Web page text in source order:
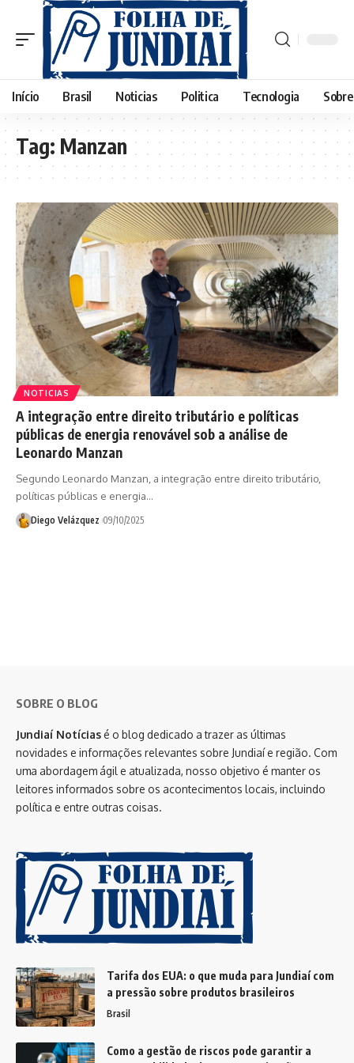
Início Brasil Noticias Politica Tecnologia
Tag: Manzan
NOTICIAS
A integração entre direito tributário e políticas
públicas de energia renovável sob a análise de
Leonardo Manzan
Segundo Leonardo Manzan, a integração entre direito tributário,
políticas públicas e energia…
Diego Velázquez 09/10/2025
SOBRE O BLOG
Jundiaí Notícias é o blog dedicado a trazer as últimas
novidades e informações relevantes sobre Jundiaí e região. Com
uma abordagem ágil e atualizada, nosso objetivo é manter os
leitores informados sobre os acontecimentos locais, incluindo
política e entre outras coisas.
Tarifa dos EUA: o que muda para Jundiaí com
a pressão sobre produtos brasileiros
Brasil
Como a gestão de riscos pode garantir a